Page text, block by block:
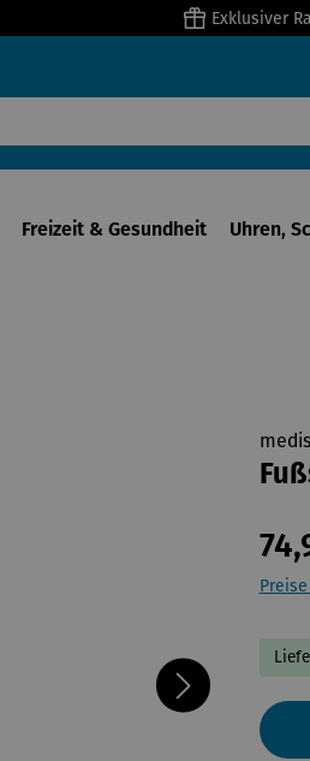
Exklusiver
Freizeit & Gesundheit Uhren,